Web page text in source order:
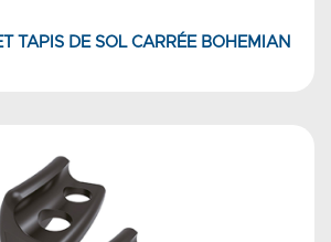
TAPIS DE SOL CARRÉE BOHEMIAN